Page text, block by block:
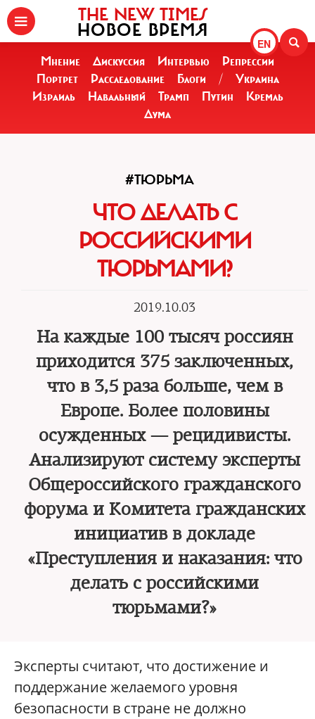
EN
THE NEW TIMES
НОВОЕ ВРЕМЯ
Мнение Дискуссия Интервью
Репрессии
Портрет
Расследование Блоги /
Украина
Израиль
Навальный Трамп Путин
Кремль
Дума
#ТЮРЬМА
ЧТО ДЕЛАТЬ С
РОССИЙСКИМИ
ТЮРЬМАМИ?
2019.10.03
На каждые 100 тысяч россиян
приходится 375 заключенных,
что в 3,5 раза больше, чем в
Европе. Более половины
осужденных — рецидивисты.
Анализируют систему эксперты
Общероссийского гражданского
форума и Комитета гражданских
инициатив в докладе
«Преступления и наказания: что
делать с российскими
тюрьмами?»
Эксперты считают, что достижение и
поддержание желаемого уровня
безопасности в стране не должно